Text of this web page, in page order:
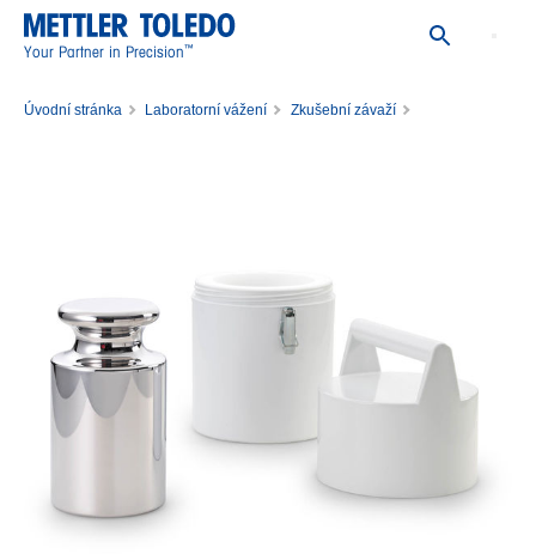
Your Partner in Precision™
Úvodní stránka Laboratorní vážení
Zkušební závaží